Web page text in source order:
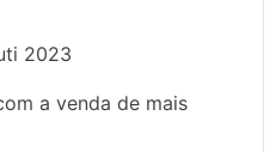
a venda de mais